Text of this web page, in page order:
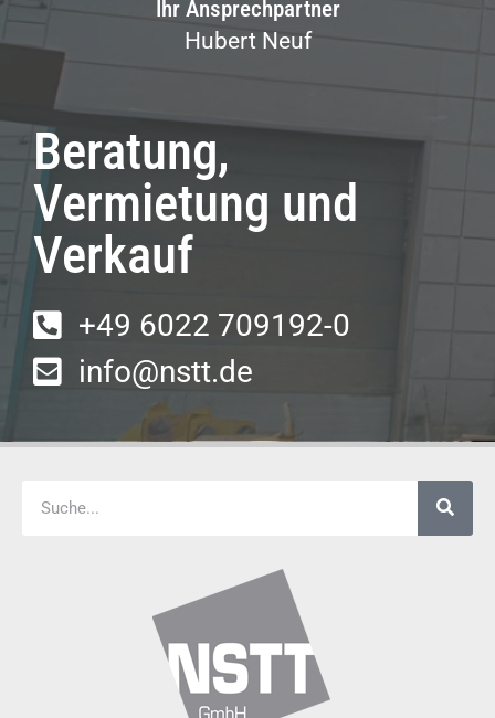
Ihr Ansprechpartner
Hubert Neuf
Beratung,
Vermietung und
Verkauf
+49 6022 709192-0
info@nstt.de